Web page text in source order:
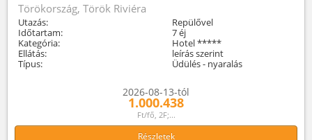
Törökország, Török Riviéra
Utazás:
Repülővel
Időtartam:
7 éj
Kategória:
Hotel *****
Ellátás:
leírás szerint
Típus:
Üdülés - nyaralás
2026-08-13-tól
1.000.438
Ft/fő, 2F;...
Részletek